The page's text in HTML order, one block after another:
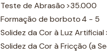
Teste de Abrasão >35.000
Formação de borboto4 - 5
Solidez da Cor à Luz Artificial
Solidez da Cor à Fricção (a